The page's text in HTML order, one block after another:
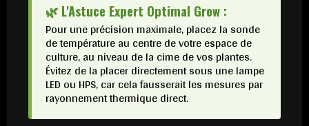
🌿 L'Astuce Expert Optimal Grow :
Pour une précision maximale, placez la sonde
de température au centre de votre espace de
culture, au niveau de la cime de vos plantes.
Évitez de la placer directement sous une lampe
LED ou HPS, car cela fausserait les mesures par
rayonnement thermique direct.